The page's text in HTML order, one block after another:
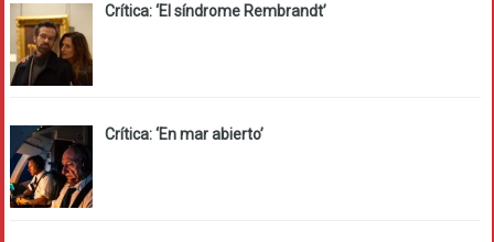
Crítica: ‘El síndrome Rembrandt’
Crítica: ‘En mar abierto’